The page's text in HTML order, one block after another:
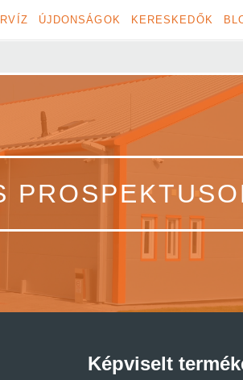
ÚJDONSÁGOK KERESKEDŐK
Képviselt